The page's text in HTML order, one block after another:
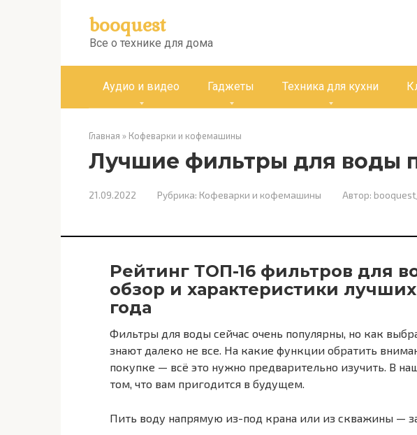
booquest
Все о технике для дома
Аудио и видео Гаджеты Техника для кухни
Главная » Кофеварки и кофемашины
Лучшие фильтры для воды
21.09.2022 Рубрика: Кофеварки и кофемашины Автор:
Рейтинг ТОП-16 фильтров для
обзор и характеристики
года
Фильтры для воды сейчас очень популярны, но как
знают далеко не все. На какие функции обратить
покупке — всё это нужно предварительно изучить. В
том, что вам пригодится в будущем.
Пить воду напрямую из-под крана или из скважины —